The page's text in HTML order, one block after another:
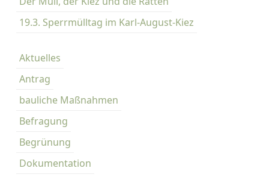
19.3. Sperrmülltag im Karl-August-Kiez
Aktuelles
Antrag
bauliche Maßnahmen
Befragung
Begrünung
Dokumentation